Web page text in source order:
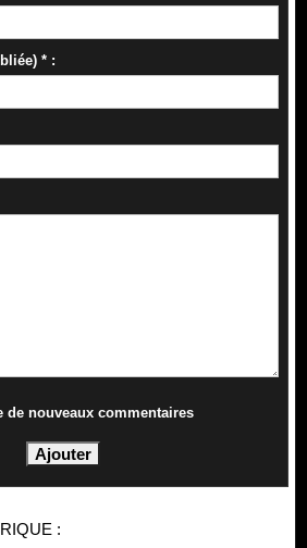
* :
de nouveaux commentaires
: